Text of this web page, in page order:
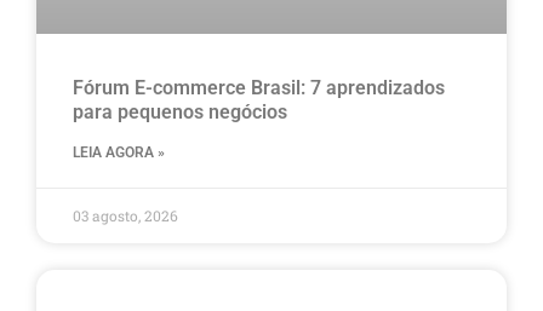
Fórum E-commerce Brasil: 7 aprendizados
para pequenos negócios
LEIA AGORA »
03 agosto, 2026